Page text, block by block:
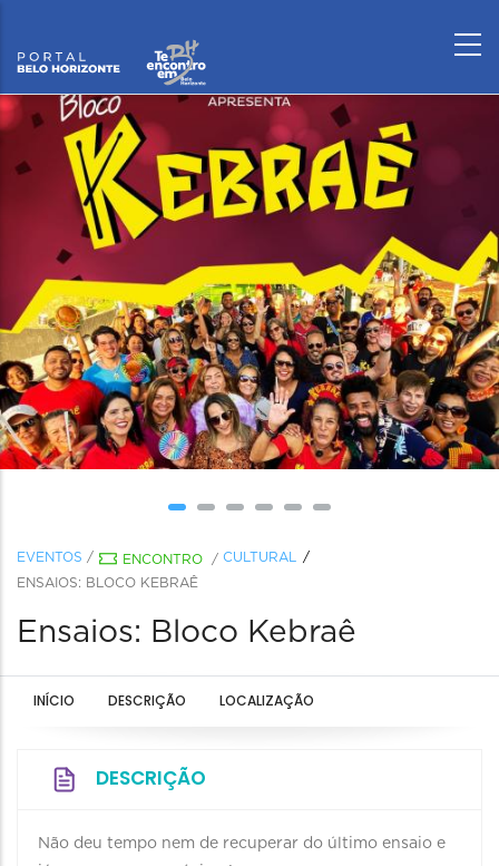
EVENTOS / ENCONTRO / CULTURAL
ENSAIOS: BLOCO KEBRAÊ
Ensaios: Bloco Kebraê
INÍCIO DESCRIÇÃO LOCALIZAÇÃO
DESCRIÇÃO
Não deu tempo nem de recuperar do último ensaio e